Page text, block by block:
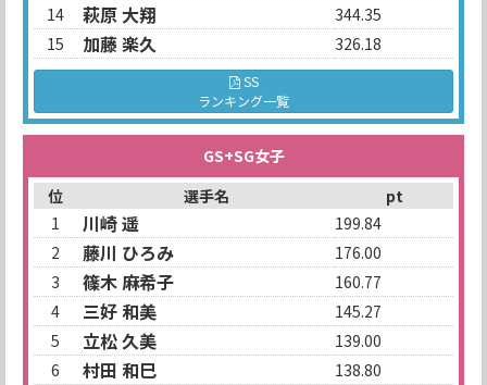
14
萩原 大翔
344.35
15
加藤 楽久 326.18
SS
ランキング一覧
GS+SG女子
位
選手名
pt
1
川崎 遥
199.84
2
藤川 ひろみ
176.00
3
篠木 麻希子
160.77
4
三好 和美
145.27
5
立松 久美
139.00
6
村田 和巳
138.80